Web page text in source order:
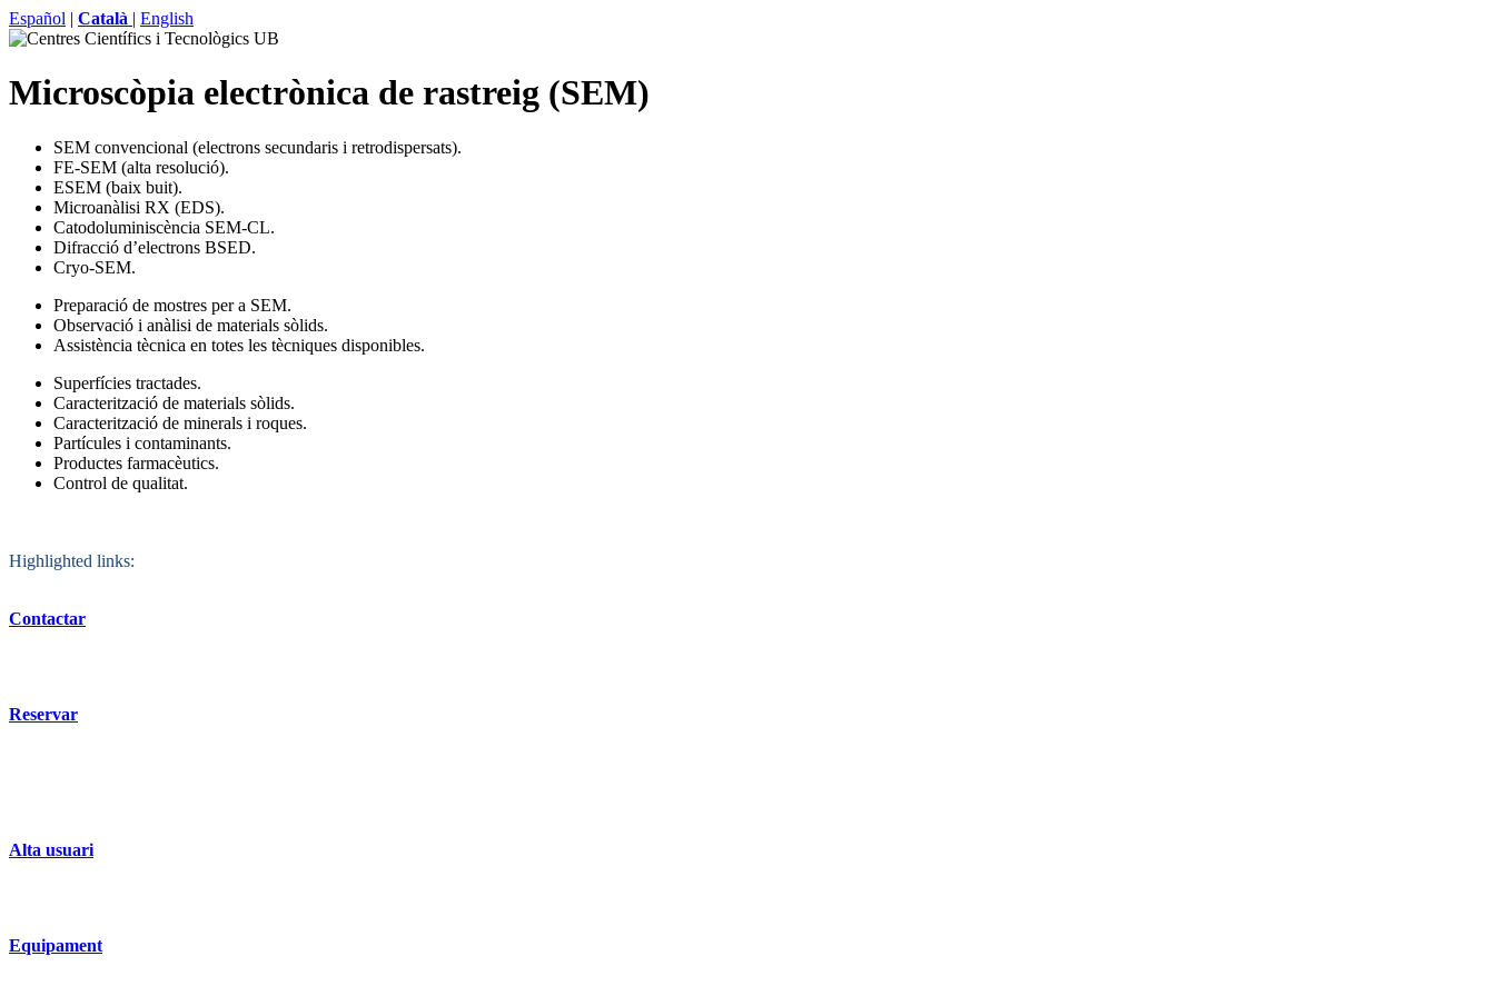
Español | Català | English
Microscòpia electrònica de rastreig (SEM)
SEM convencional (electrons secundaris i retrodispersats).
FE-SEM (alta resolució).
ESEM (baix buit).
Microanàlisi RX (EDS).
Catodoluminiscència SEM-CL.
Difracció d’electrons BSED.
Cryo-SEM.
Preparació de mostres per a SEM.
Observació i anàlisi de materials sòlids.
Assistència tècnica en totes les tècniques disponibles.
Superfícies tractades.
Caracterització de materials sòlids.
Caracterització de minerals i roques.
Partícules i contaminants.
Productes farmacèutics.
Control de qualitat.
Highlighted links:
Contactar
Reservar
Alta usuari
Equipament